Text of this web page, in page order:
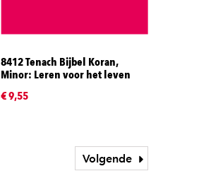
8412 Tenach Bijbel Koran,
Minor: Leren voor het leven
€ 9,55
Volgende